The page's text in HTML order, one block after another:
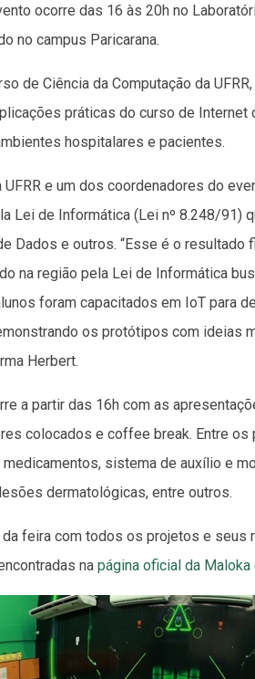
ocorre das 16 às 20h no
no campus Paricarana.
de Ciência da Computação da
práticas do curso de
hospitalares e pacientes.
e um dos coordenadores do
Lei de Informática (Lei nº 8.248/91)
Dados e outros. “Esse é o resultado
na região pela Lei de Informática
foram capacitados em IoT para
os protótipos com ideias
Herbert.
a partir das 16h com as
colocados e coffee break. Entre
sistema de auxílio e
dermatológicas, entre outros.
feira com todos os projetos e seus
na página oficial da